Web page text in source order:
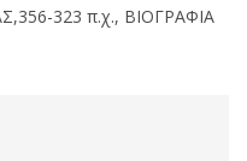
323 π.χ., ΒΙΟΓΡΑΦΙΑ